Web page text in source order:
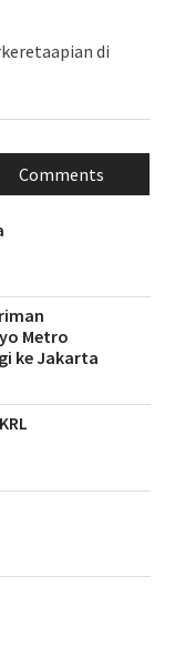
di
Comments
Metro
ke Jakarta